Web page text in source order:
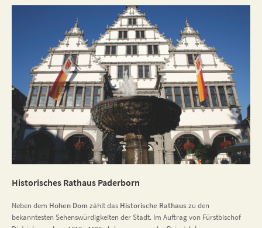
Historisches Rathaus Paderborn
Neben dem Hohen Dom zählt das Historische Rathaus zu den
bekanntesten Sehenswürdigkeiten der Stadt. Im Auftrag von Fürstbischof